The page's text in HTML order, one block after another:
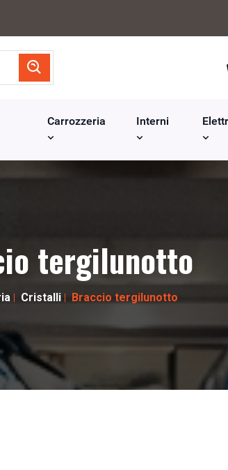
Carrozzeria Interni
tergilunotto
Cristalli Braccio tergilunotto